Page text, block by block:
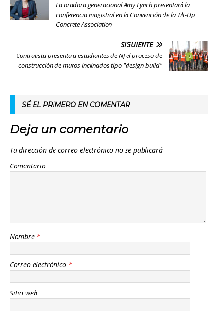
La oradora generacional Amy Lynch presentará la
conferencia magistral en la Convención de la Tilt-Up
Concrete Association
SIGUIENTE
Contratista presenta a estudiantes de NJ el proceso de
construcción de muros inclinados tipo "design-build"
SÉ EL PRIMERO EN COMENTAR
Deja un comentario
Tu dirección de correo electrónico no se publicará.
Comentario
Nombre *
Correo electrónico *
Sitio web